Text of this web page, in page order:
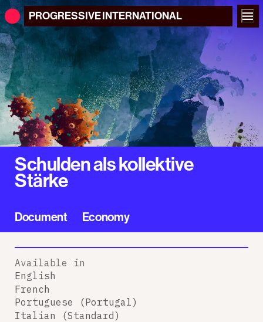
PROGRESSIVEINTERNATIONAL
Schulden als kollektive
Stärke
Document Economy
Available in
English
French
Portuguese (Portugal)
Italian (Standard)